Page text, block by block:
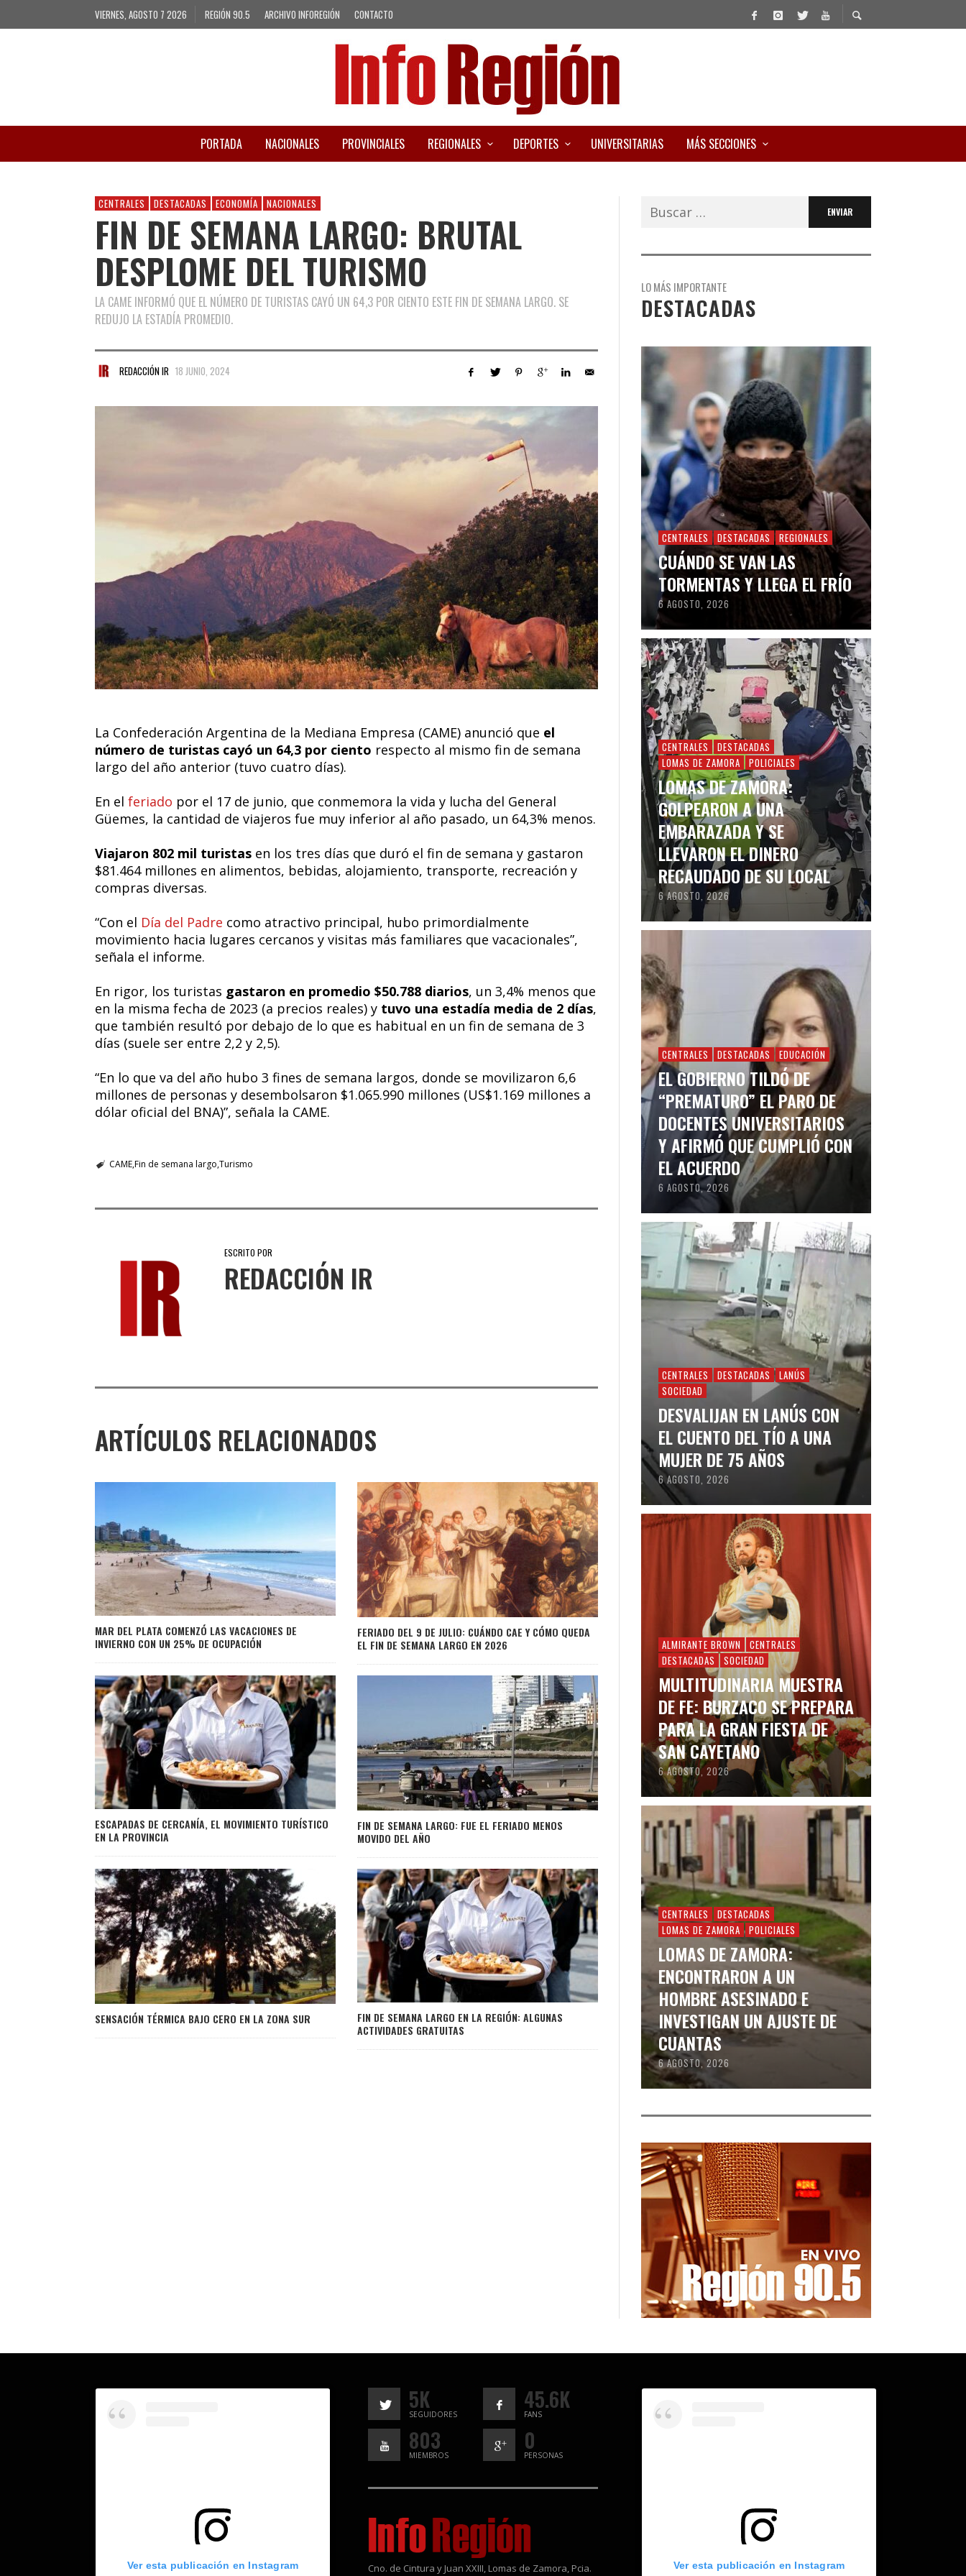
VIERNES, AGOSTO 7 2026 REGIÓN 90.5 ARCHIVO INFOREGIÓN CONTACTO
PORTADA NACIONALES PROVINCIALES REGIONALES DEPORTES UNIVERSITARIAS MÁS SECCIONES
CENTRALES DESTACADAS ECONOMÍA NACIONALES
FIN DE SEMANA LARGO: BRUTAL
DESPLOME DEL TURISMO
LA CAME INFORMÓ QUE EL NÚMERO DE TURISTAS CAYÓ UN 64,3 POR CIENTO ESTE FIN DE SEMANA LARGO. SE
REDUJO LA ESTADÍA PROMEDIO.
REDACCIÓN IR 18 JUNIO, 2024
La Confederación Argentina de la Mediana Empresa (CAME) anunció que el
número de turistas cayó un 64,3 por ciento respecto al mismo fin de semana
largo del año anterior (tuvo cuatro días).
En el feriado por el 17 de junio, que conmemora la vida y lucha del General
Güemes, la cantidad de viajeros fue muy inferior al año pasado, un 64,3% menos.
Viajaron 802 mil turistas en los tres días que duró el fin de semana y gastaron
$81.464 millones en alimentos, bebidas, alojamiento, transporte, recreación y
compras diversas.
“Con el Día del Padre como atractivo principal, hubo primordialmente
movimiento hacia lugares cercanos y visitas más familiares que vacacionales”,
señala el informe.
En rigor, los turistas gastaron en promedio $50.788 diarios, un 3,4% menos que
en la misma fecha de 2023 (a precios reales) y tuvo una estadía media de 2 días,
que también resultó por debajo de lo que es habitual en un fin de semana de 3
días (suele ser entre 2,2 y 2,5).
“En lo que va del año hubo 3 fines de semana largos, donde se movilizaron 6,6
millones de personas y desembolsaron $1.065.990 millones (US$1.169 millones a
dólar oficial del BNA)”, señala la CAME.
CAMEFin de semana largo Turismo
ESCRITO POR
REDACCIÓN IR
ARTÍCULOS RELACIONADOS
MAR DEL PLATA COMENZÓ LAS VACACIONES DE
INVIERNO CON UN 25% DE OCUPACIÓN
FERIADO DEL 9 DE JULIO: CUÁNDO CAE Y CÓMO QUEDA
EL FIN DE SEMANA LARGO EN 2026
ESCAPADAS DE CERCANÍA, EL MOVIMIENTO TURÍSTICO
EN LA PROVINCIA
FIN DE SEMANA LARGO: FUE EL FERIADO MENOS
MOVIDO DEL AÑO
SENSACIÓN TÉRMICA BAJO CERO EN LA ZONA SUR
FIN DE SEMANA LARGO EN LA REGIÓN: ALGUNAS
ACTIVIDADES GRATUITAS
Buscar:
LO MÁS IMPORTANTE
DESTACADAS
CENTRALES DESTACADAS REGIONALES
CUÁNDO SE VAN LAS
TORMENTAS Y LLEGA EL FRÍO
6 AGOSTO, 2026
CENTRALES
DESTACADAS
LOMAS DE ZAMORA
POLICIALES
LOMAS DE ZAMORA:
GOLPEARON A UNA
EMBARAZADA Y SE
LLEVARON EL DINERO
RECAUDADO DE SU LOCAL
6 AGOSTO, 2026
CENTRALES DESTACADAS EDUCACIÓN
EL GOBIERNO TILDÓ DE
“PREMATURO” EL PARO DE
DOCENTES UNIVERSITARIOS
Y AFIRMÓ QUE CUMPLIÓ CON
EL ACUERDO
6 AGOSTO, 2026
CENTRALES DESTACADAS
LANÚS
SOCIEDAD
DESVALIJAN EN LANÚS CON
EL CUENTO DEL TÍO A UNA
MUJER DE 75 AÑOS
6 AGOSTO, 2026
ALMIRANTE BROWN
CENTRALES
DESTACADAS
SOCIEDAD
MULTITUDINARIA MUESTRA
DE FE: BURZACO SE PREPARA
PARA LA GRAN FIESTA DE
SAN CAYETANO
6 AGOSTO, 2026
CENTRALES
DESTACADAS
LOMAS DE ZAMORA
POLICIALES
LOMAS DE ZAMORA:
ENCONTRARON A UN
HOMBRE ASESINADO E
INVESTIGAN UN AJUSTE DE
CUANTAS
6 AGOSTO, 2026
Ver esta publicación en Instagram
5K
SEGUIDORES
45.6K
FANS
803
MIEMBROS
0
PERSONAS
Cno. de Cintura y Juan XXIII, Lomas de Zamora, Pcia. Ver esta publicación en Instagram